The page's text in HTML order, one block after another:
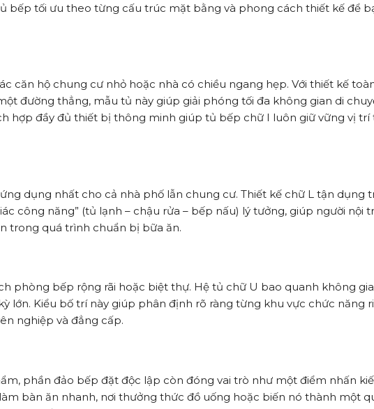
bếp tối ưu theo từng cấu trúc mặt bằng và phong cách thiết kế để
căn hộ chung cư nhỏ hoặc nhà có chiều ngang hẹp. Với thiết kế
đường thẳng, mẫu tủ này giúp giải phóng tối đa không gian di
hợp đầy đủ thiết bị thông minh giúp tủ bếp chữ I luôn giữ vững vị trí
dụng nhất cho cả nhà phố lẫn chung cư. Thiết kế chữ L tận dụng
công năng” (tủ lạnh – chậu rửa – bếp nấu) lý tưởng, giúp người nội
trong quá trình chuẩn bị bữa ăn.
phòng bếp rộng rãi hoặc biệt thự. Hệ tủ chữ U bao quanh không
lớn. Kiểu bố trí này giúp phân định rõ ràng từng khu vực chức năng
nghiệp và đẳng cấp.
phần đảo bếp đặt độc lập còn đóng vai trò như một điểm nhấn
bàn ăn nhanh, nơi thưởng thức đồ uống hoặc biến nó thành một